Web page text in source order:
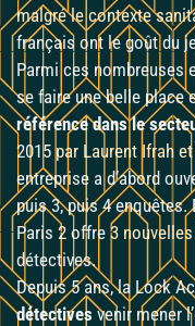
malgré le contexte
français ont le goût du
Parmi ces nombreuses
se faire une belle place
référence dans le
2015 par Laurent Ifrah
entreprise a d’abord
puis 3, puis 4 enquêtes.
Paris 2 offre 3
détectives.
Depuis 5 ans, la Lock
détectives venir mener